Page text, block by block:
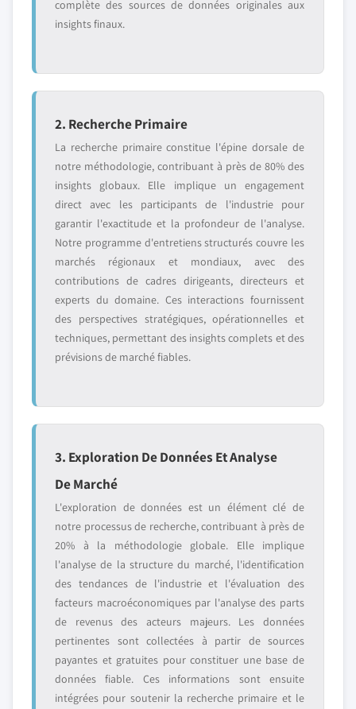
complète des sources de données originales aux
insights finaux.
2. Recherche Primaire
La recherche primaire constitue l'épine dorsale de
notre méthodologie, contribuant à près de 80% des
insights globaux. Elle implique un engagement
direct avec les participants de l'industrie pour
garantir l'exactitude et la profondeur de l'analyse.
Notre programme d'entretiens structurés couvre les
marchés régionaux et mondiaux, avec des
contributions de cadres dirigeants, directeurs et
experts du domaine. Ces interactions fournissent
des perspectives stratégiques, opérationnelles et
techniques, permettant des insights complets et des
prévisions de marché fiables.
3. Exploration De Données Et Analyse
De Marché
L'exploration de données est un élément clé de
notre processus de recherche, contribuant à près de
20% à la méthodologie globale. Elle implique
l'analyse de la structure du marché, l'identification
des tendances de l'industrie et l'évaluation des
facteurs macroéconomiques par l'analyse des parts
de revenus des acteurs majeurs. Les données
pertinentes sont collectées à partir de sources
payantes et gratuites pour constituer une base de
données fiable. Ces informations sont ensuite
intégrées pour soutenir la recherche primaire et le